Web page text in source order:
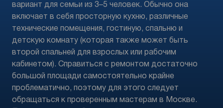
вариант для семьи из 3–5 человек. Обычно она
включает в себя просторную кухню, различные
технические помещения, гостиную, спальню и
детскую комнату (которая также может быть
второй спальней для взрослых или рабочим
кабинетом). Справиться с ремонтом достаточно
большой площади самостоятельно крайне
проблематично, поэтому для этого следует
обращаться к проверенным мастерам в Москве.